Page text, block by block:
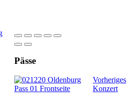
Pässe
Vorheriges
Konzert